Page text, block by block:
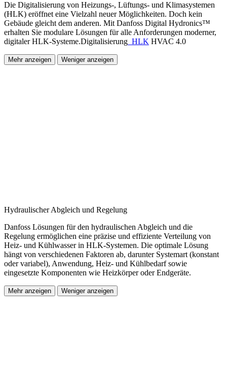
Die Digitalisierung von Heizungs-, Lüftungs- und Klimasystemen
(HLK) eröffnet eine Vielzahl neuer Möglichkeiten. Doch kein
Gebäude gleicht dem anderen. Mit Danfoss Digital Hydronics™
erhalten Sie modulare Lösungen für alle Anforderungen moderner,
digitaler HLK-Systeme.Digitalisierung HLK HVAC 4.0
Mehr anzeigen Weniger anzeigen
Hydraulischer Abgleich und Regelung
Danfoss Lösungen für den hydraulischen Abgleich und die
Regelung ermöglichen eine präzise und effiziente Verteilung von
Heiz- und Kühlwasser in HLK-Systemen. Die optimale Lösung
hängt von verschiedenen Faktoren ab, darunter Systemart (konstant
oder variabel), Anwendung, Heiz- und Kühlbedarf sowie
eingesetzte Komponenten wie Heizkörper oder Endgeräte.
Mehr anzeigen Weniger anzeigen